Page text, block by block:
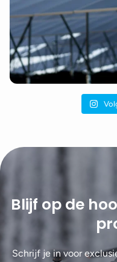
Blijf op de
Schrijf je in voor